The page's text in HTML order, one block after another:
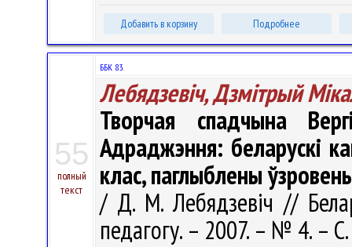
Добавить в корзину Подробнее
55
полный
текст
ББК 83.
Лебядзевіч, Дзмітрый
Творчая спадчына
Адраджэння: беларускі
клас, паглыблены
/ Д. М. Лебядзевіч //
педагогу. – 2007. – № 4. –